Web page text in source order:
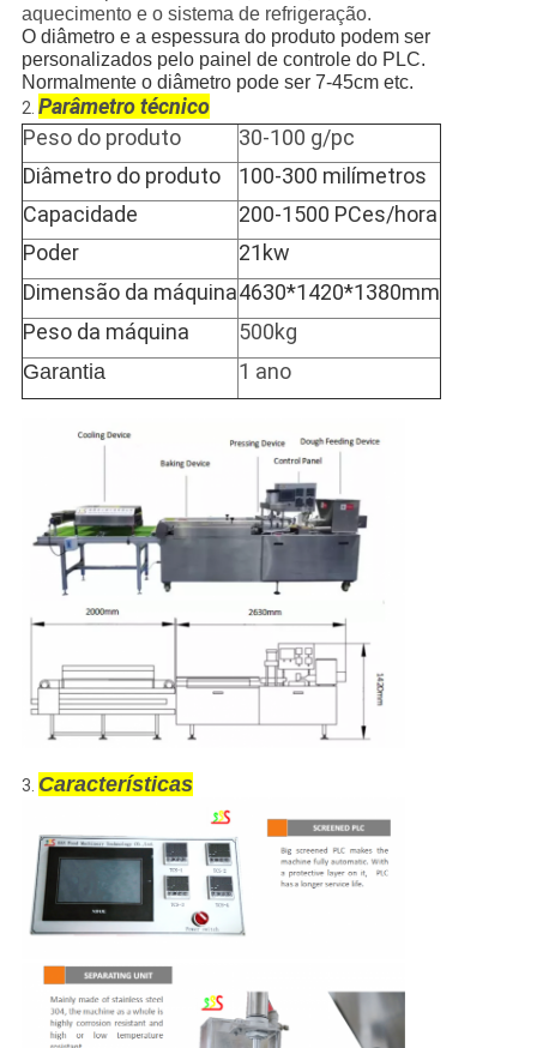
aquecimento e o sistema de refrigeração.
O diâmetro e a espessura do produto podem ser
personalizados pelo painel de controle do PLC.
Normalmente o diâmetro pode ser 7-45cm etc.
2. Parâmetro técnico
Peso do produto
30-100 g/pc
Diâmetro do produto
100-300 milímetros
Capacidade
200-1500 PCes/hora
Poder
21kw
Dimensão da máquina4630*1420*1380mm
Peso da máquina
500kg
Garantia 1 ano
3. Características